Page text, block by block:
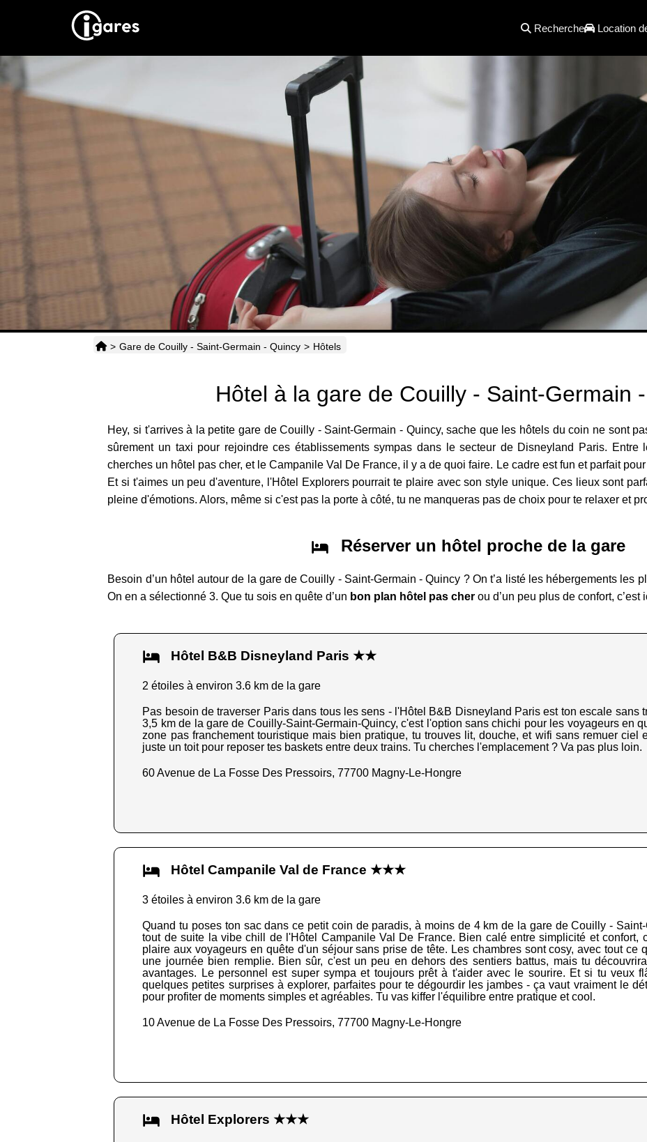
Recherche Location
> Gare de Couilly - Saint-Germain - Quincy > Hôtels
Hôtel à la gare de Couilly - Saint-Germain
Hey, si t'arrives à la petite gare de Couilly - Saint-Germain - Quincy, sache que les hôtels du coin ne sont
sûrement un taxi pour rejoindre ces établissements sympas dans le secteur de Disneyland Paris.
cherches un hôtel pas cher, et le Campanile Val De France, il y a de quoi faire. Le cadre est fun et parfait
Et si t'aimes un peu d'aventure, l'Hôtel Explorers pourrait te plaire avec son style unique. Ces lieux sont
pleine d'émotions. Alors, même si c'est pas la porte à côté, tu ne manqueras pas de choix pour te relaxer et
Réserver un hôtel proche de la gare
Besoin d’un hôtel autour de la gare de Couilly - Saint-Germain - Quincy ? On t’a listé les hébergements les
On en a sélectionné 3. Que tu sois en quête d’un bon plan hôtel pas cher ou d’un peu plus de confort, c’est
Hôtel B&B Disneyland Paris ★★
2 étoiles à environ 3.6 km de la gare
Pas besoin de traverser Paris dans tous les sens - l'Hôtel B&B Disneyland Paris est ton escale sans
3,5 km de la gare de Couilly-Saint-Germain-Quincy, c'est l'option sans chichi pour les voyageurs en
zone pas franchement touristique mais bien pratique, tu trouves lit, douche, et wifi sans remuer ciel
juste un toit pour reposer tes baskets entre deux trains. Tu cherches l'emplacement ? Va pas plus loin.
60 Avenue de La Fosse Des Pressoirs, 77700 Magny-Le-Hongre
Hôtel Campanile Val de France ★★★
3 étoiles à environ 3.6 km de la gare
Quand tu poses ton sac dans ce petit coin de paradis, à moins de 4 km de la gare de Couilly -
tout de suite la vibe chill de l'Hôtel Campanile Val De France. Bien calé entre simplicité et confort,
plaire aux voyageurs en quête d'un séjour sans prise de tête. Les chambres sont cosy, avec tout ce
une journée bien remplie. Bien sûr, c'est un peu en dehors des sentiers battus, mais tu
avantages. Le personnel est super sympa et toujours prêt à t'aider avec le sourire. Et si tu veux
quelques petites surprises à explorer, parfaites pour te dégourdir les jambes - ça vaut vraiment le
pour profiter de moments simples et agréables. Tu vas kiffer l'équilibre entre pratique et cool.
10 Avenue de La Fosse Des Pressoirs, 77700 Magny-Le-Hongre
Hôtel Explorers ★★★